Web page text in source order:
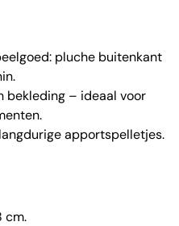
pluche buitenkant
bekleding – ideaal voor
apportspelletjes.
cm.